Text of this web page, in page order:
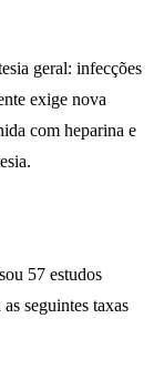
geral: infecções
exige nova
com heparina e
57 estudos
seguintes taxas